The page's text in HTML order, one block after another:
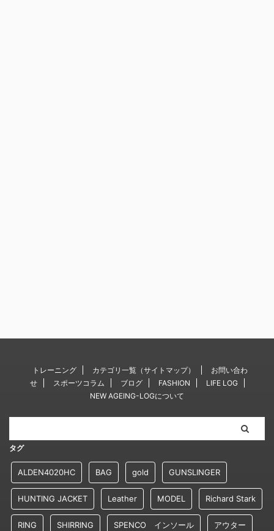
トレーニング カテゴリ一覧（サイトマップ）
お問い合わ
せ
スポーツコラム ブログ FASHION
LIFE LOG
NEW AGEING-LOGについて
タグ
ALDEN4020HC BAG gold GUNSLINGER
HUNTING JACKET Leather MODEL Richard Stark
RING SHIRRING SPENCO インソール アウター